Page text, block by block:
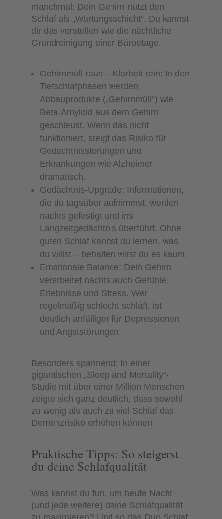
manchmal: Dein Gehirn nutzt den
Schlaf als „Wartungsschicht“. Du kannst
dir das vorstellen wie die nächtliche
Grundreinigung einer Büroetage.
Gehirnmüll raus – Klarheit rein: In den
Tiefschlafphasen werden
Abbauprodukte („Gehirnmüll“) wie
Beta-Amyloid aus dem Gehirn
geschleust. Wenn das nicht
funktioniert, steigt das Risiko für
Gedächtnisstörungen und
Erkrankungen wie Alzheimer
dramatisch.
Gedächtnis-Upgrade: Informationen,
die du tagsüber aufnimmst, werden
nachts gefestigt und ins
Langzeitgedächtnis überführt. Ohne
guten Schlaf kannst du lernen, was
du willst – behalten wirst du es kaum.
Emotionale Balance: Dein Gehirn
verarbeitet nachts auch Gefühle,
Erlebnisse und Stress. Wer
regelmäßig schlecht schläft, ist
deutlich anfälliger für Depressionen
und Angststörungen.
Besonders spannend: In einer
gigantischen „Sleep and Mortality“-
Studie mit über einer Million Menschen
zeigte sich ganz deutlich, dass sowohl
zu wenig als auch zu viel Schlaf das
Demenzrisiko erhöhen können
Praktische Tipps: So steigerst
du deine Schlafqualität
Was kannst du tun, um heute Nacht
(und jede weitere) deine Schlafqualität
zu maximieren? Und so das Duo Schlaf